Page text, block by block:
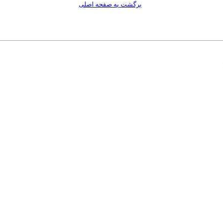
برگشت به صفحه اصلی